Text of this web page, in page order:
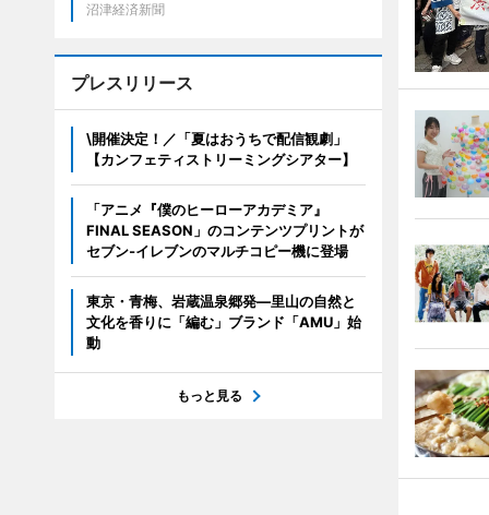
沼津経済新聞
プレスリリース
\開催決定！／「夏はおうちで配信観劇」
【カンフェティストリーミングシアター】
「アニメ『僕のヒーローアカデミア』
FINAL SEASON」のコンテンツプリントが
セブン‐イレブンのマルチコピー機に登場
東京・青梅、岩蔵温泉郷発―里山の自然と
文化を香りに「編む」ブランド「AMU」始
動
もっと見る